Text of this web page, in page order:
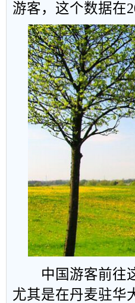
游客，这个数据在
中国游客前往这
尤其是在丹麦驻华